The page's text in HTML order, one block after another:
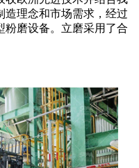
造理念和市场需求，经过
粉磨设备。立磨采用了合